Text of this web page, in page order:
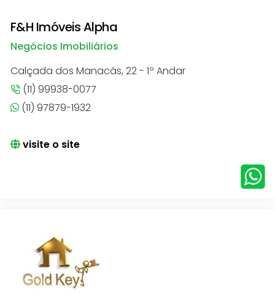
F&H Imóveis Alpha
Negócios Imobiliários
Calçada dos Manacás, 22 - 1º Andar
(11) 99938-0077
(11) 97879-1932
visite o site